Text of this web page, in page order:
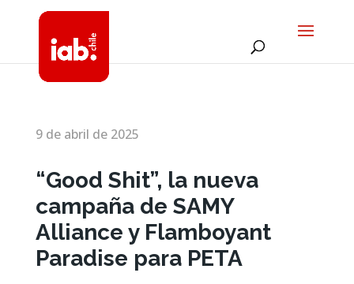
9 de abril de 2025
“Good Shit”, la nueva
campaña de SAMY
Alliance y Flamboyant
Paradise para PETA